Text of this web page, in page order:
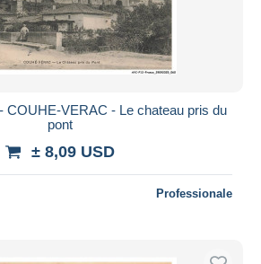
COUHE-VERAC - Le chateau pris du
pont
± 8,09 USD
Professionale